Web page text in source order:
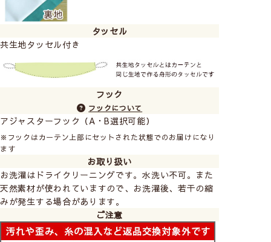
タッセル
共生地タッセル付き
フック
フックについて
アジャスターフック（A・B選択可能）
※フックはカーテン上部にセットされた状態でのお届けになり
ます
お取り扱い
お洗濯はドライクリーニングです。水洗い不可。また
天然素材が使われていますので、お洗濯後、若干の縮
みが発生する場合があります。
ご注意